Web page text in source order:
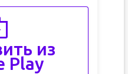
из
Play